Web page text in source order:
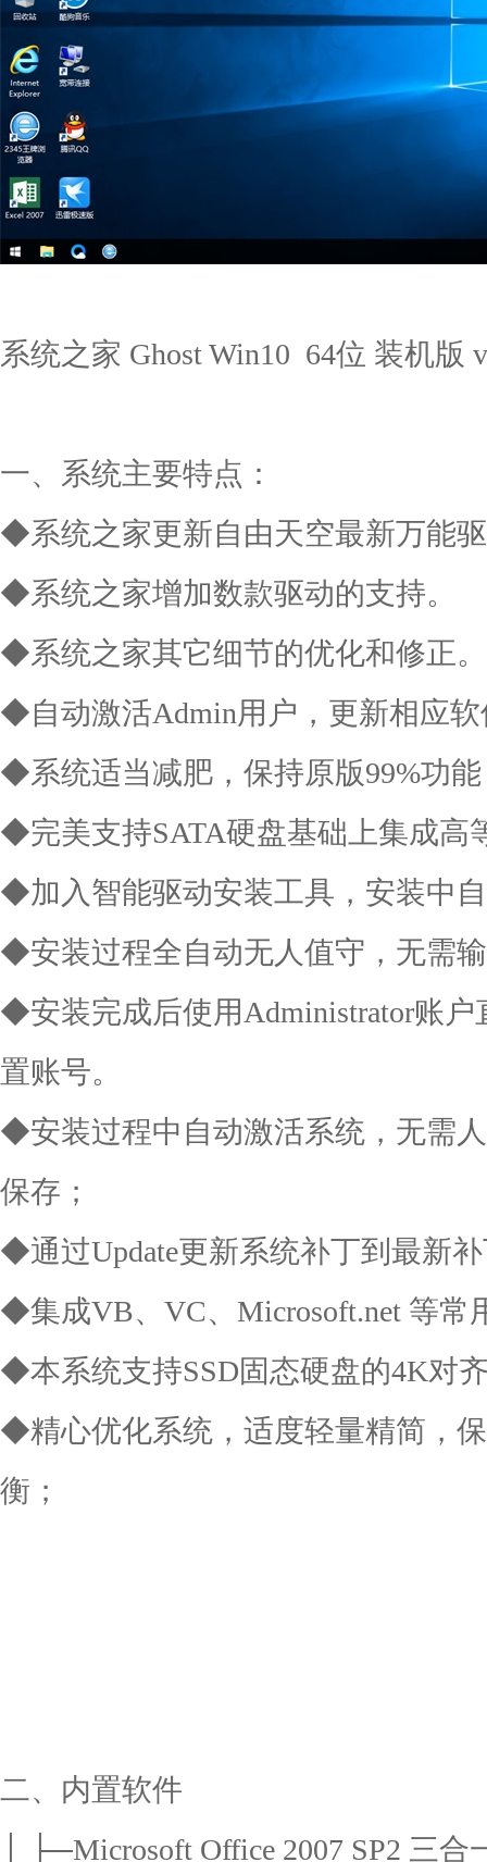
系统之家 Ghost Win10 64位 装机版
一、系统主要特点：
◆系统之家更新自由天空最新万能
◆系统之家增加数款驱动的支持。
◆系统之家其它细节的优化和修正。
◆自动激活Admin用户，更新相应
◆系统适当减肥，保持原版99%功能
◆完美支持SATA硬盘基础上集成高
◆加入智能驱动安装工具，安装中
◆安装过程全自动无人值守，无需
◆安装完成后使用Administrator账
置账号。
◆安装过程中自动激活系统，无需
保存；
◆通过Update更新系统补丁到最新
◆集成VB、VC、Microsoft.net 等常
◆本系统支持SSD固态硬盘的4K对
◆精心优化系统，适度轻量精简，
衡；
二、内置软件
│ ├─Microsoft Office 2007 SP2 三